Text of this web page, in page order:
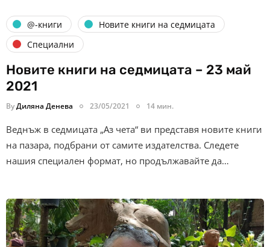
@-книги
Новите книги на седмицата
Специални
Новите книги на седмицата – 23 май
2021
ByДиляна Денева 23/05/2021 14 мин.
Веднъж в седмицата „Аз чета“ ви представя новите книги
на пазара, подбрани от самите издателства. Следете
нашия специален формат, но продължавайте да…